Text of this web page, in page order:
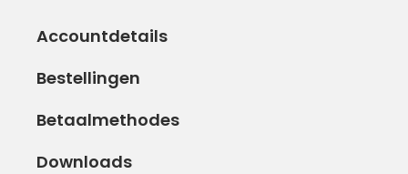
Accountdetails
Bestellingen
Betaalmethodes
Downloads